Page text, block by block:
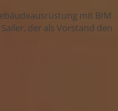
mit BIM
der als Vorstand den